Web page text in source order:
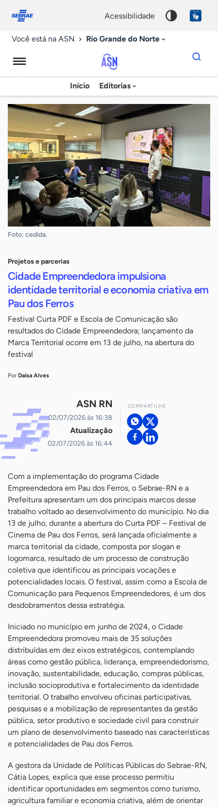
conosco
acessibilidade
Você está na ASN Rio Grande do Norte
Agência
Sebrae
de
Notícias
Início Editorias
Dados
para
chave
Foto: cedida.
Projetos e parcerias
Cidade Empreendedora impulsiona
identidade territorial e economia criativa em
Pau dos Ferros
Festival Curta PDF e Escola de Comunicação são
resultados do Cidade Empreendedora; lançamento da
Marca Territorial ocorre em 13 de julho, na abertura do
festival
Por Daísa Alves
ASN RN
02/07/2026 às 16:38
Atualização
02/07/2026 às 16:44
COMPARTILHE
Com a implementação do programa Cidade
Empreendedora em Pau dos Ferros, o Sebrae-RN e a
Prefeitura apresentam um dos principais marcos desse
trabalho voltado ao desenvolvimento do município. No dia
13 de julho, durante a abertura do Curta PDF – Festival de
Cinema de Pau dos Ferros, será lançada oficialmente a
marca territorial da cidade, composta por slogan e
logomarca, resultado de um processo de construção
coletiva que identificou as principais vocações e
potencialidades locais. O festival, assim como a Escola de
Comunicação para Pequenos Empreendedores, é um dos
desdobramentos dessa estratégia.
Iniciado no município em junho de 2024, o Cidade
Empreendedora promoveu mais de 35 soluções
distribuídas em dez eixos estratégicos, contemplando
áreas como gestão pública, liderança, empreendedorismo,
inovação, sustentabilidade, educação, compras públicas,
inclusão socioprodutiva e fortalecimento da identidade
territorial. O trabalho envolveu oficinas participativas,
pesquisas e a mobilização de representantes da gestão
pública, setor produtivo e sociedade civil para construir
um plano de desenvolvimento baseado nas características
e potencialidades de Pau dos Ferros.
A gestora da Unidade de Políticas Públicas do Sebrae-RN,
Cátia Lopes, explica que esse processo permitiu
identificar oportunidades em segmentos como turismo,
agricultura familiar e economia criativa, além de orientar